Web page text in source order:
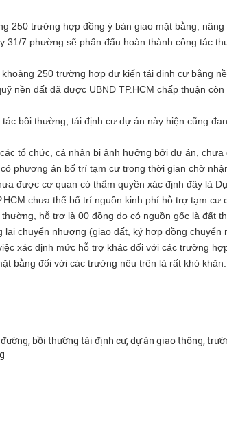
250 trường hợp đồng ý bàn giao mặt bằng,
31/7 phường sẽ phấn đấu hoàn thành công tác
250 trường hợp dự kiến tái định cư bằng
nền đất đã được UBND TP.HCM chấp thuận còn
bồi thường, tái định cư dự án này hiện cũng
tổ chức, cá nhân bị ảnh hưởng bởi dự án,
phương án bố trí tạm cư trong thời gian chờ
được cơ quan có thẩm quyền xác định đây là
chưa thể bố trí nguồn kinh phí hỗ trợ tạm cư
hỗ trợ là 00 đồng do có nguồn gốc là đất
chuyển nhượng (giao đất, ký hợp đồng chuyển
xác định mức hỗ trợ khác đối với các trường
bằng đối với các trường nêu trên là rất khó khăn.
bồi thường tái định cư, dự án giao thông,